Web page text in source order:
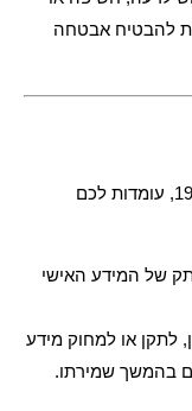
להבטיח אבטחה
בהתאם לחוק הגנת הפרטיות, התשמ"א–1981, עומדות לכם
של המידע האישי
לתקן או למחוק מידע
בהמשך שמירתו.